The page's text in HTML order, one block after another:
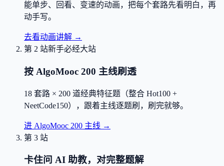
能单步、回看、变速的动画，把每个套路先看明白，再
动手写。
去看动画讲解 →
第 2 站新手必经大站
按 AlgoMooc 200 主线刷透
18 套路 × 200 道经典特征题（整合 Hot100 +
NeetCode150），跟着主线逐题刷，刷完就够。
进 AlgoMooc 200 主线 →
第 3 站
卡住问 AI 助教，对完整题解